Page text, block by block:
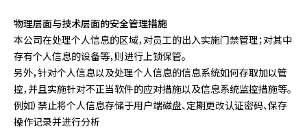
物理层面与技术层面的安全管理措施
本公司在处理个人信息的区域，对员工的出入实施门禁管理；对其中
存有个人信息的设备等，则进行上锁保管。
另外，针对个人信息以及处理个人信息的信息系统如何存取加以管
控，并且实施针对不正当软件的应对措施以及信息系统监控措施等。
例如）禁止将个人信息存储于用户端磁盘、定期更改认证密码、保存
操作记录并进行分析